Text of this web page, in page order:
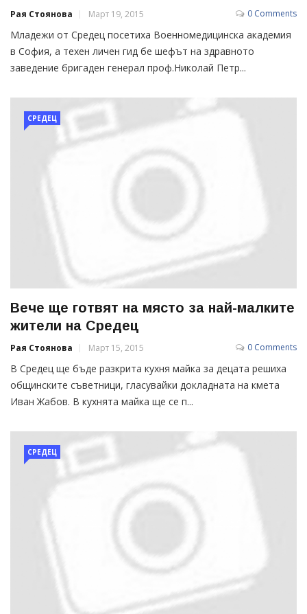
Рая Стоянова Март 19, 2015 0 Comments
Младежи от Средец посетиха Военномедицинска академия
в София, а техен личен гид бе шефът на здравното
заведение бригаден генерал проф.Николай Петр...
СРЕДЕЦ
Вече ще готвят на място за най-малките
жители на Средец
Рая Стоянова Март 15, 2015 0 Comments
В Средец ще бъде разкрита кухня майка за децата решиха
общинските съветници, гласувайки докладната на кмета
Иван Жабов. В кухнята майка ще се п...
СРЕДЕЦ